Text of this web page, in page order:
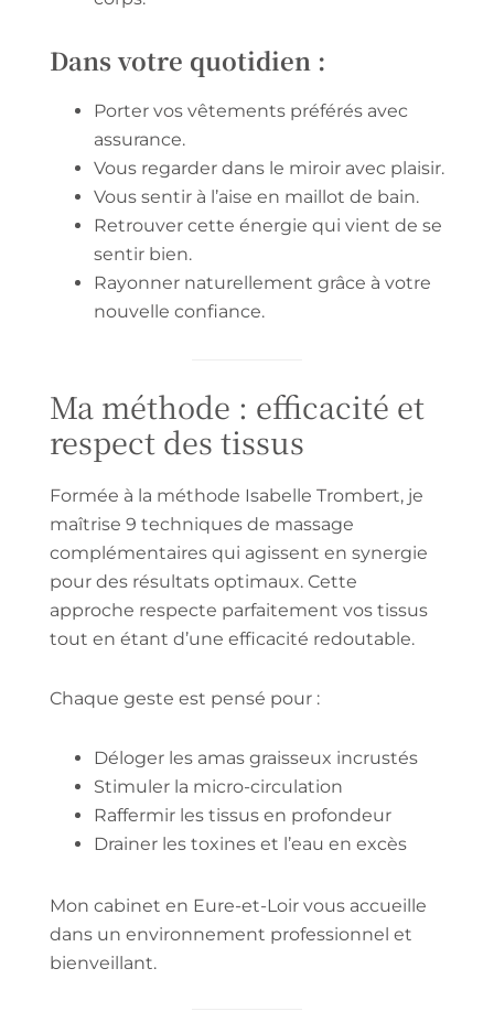
Dans votre quotidien :
Porter vos vêtements préférés avec
assurance.
Vous regarder dans le miroir avec plaisir.
Vous sentir à l’aise en maillot de bain.
Retrouver cette énergie qui vient de se
sentir bien.
Rayonner naturellement grâce à votre
nouvelle confiance.
Ma méthode : efficacité et
respect des tissus
Formée à la méthode Isabelle Trombert, je
maîtrise 9 techniques de massage
complémentaires qui agissent en synergie
pour des résultats optimaux. Cette
approche respecte parfaitement vos tissus
tout en étant d’une efficacité redoutable.
Chaque geste est pensé pour :
Déloger les amas graisseux incrustés
Stimuler la micro-circulation
Raffermir les tissus en profondeur
Drainer les toxines et l’eau en excès
Mon cabinet en Eure-et-Loir vous accueille
dans un environnement professionnel et
bienveillant.